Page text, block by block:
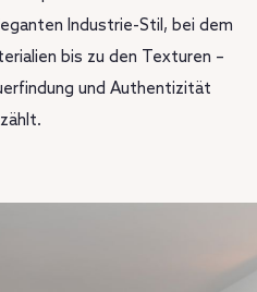
Industrie-Stil, bei dem
bis zu den Texturen –
und Authentizität